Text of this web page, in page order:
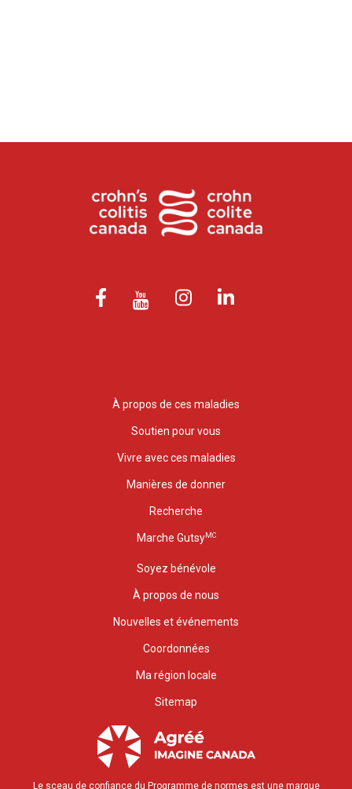
À propos de ces maladies
Soutien pour vous
Vivre avec ces maladies
Manières de donner
Recherche
Marche GutsyMC
Soyez bénévole
À propos de nous
Nouvelles et événements
Coordonnées
Ma région locale
Sitemap
Le sceau de confiance du Programme de normes est une marque